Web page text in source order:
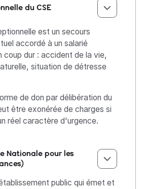
du CSE
est un secours
accordé à un salarié
coup dur : accident de la vie,
situation de détresse
de don par délibération du
être exonérée de charges si
réel caractère d'urgence.
Nationale pour les
public qui émet et